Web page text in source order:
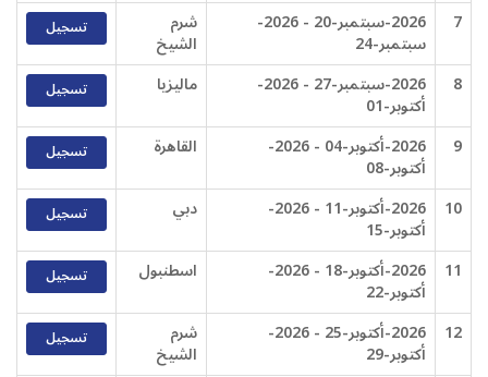
7 2026-سبتمبر-20 - 2026-
سبتمبر-24
شرم
الشيخ
تسجيل
8 2026-سبتمبر-27 - 2026-
أكتوبر-01
ماليزيا تسجيل
9 2026-أكتوبر-04 - 2026-
أكتوبر-08
القاهرة تسجيل
10 2026-أكتوبر-11 - 2026-
أكتوبر-15
دبي تسجيل
11 2026-أكتوبر-18 - 2026-
أكتوبر-22
اسطنبول تسجيل
12 2026-أكتوبر-25 - 2026-
أكتوبر-29
شرم
الشيخ
تسجيل